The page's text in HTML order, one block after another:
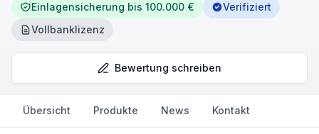
Einlagensicherung bis 100.000 €
Verifiziert
Vollbanklizenz
Bewertung schreiben
Übersicht Produkte News Kontakt